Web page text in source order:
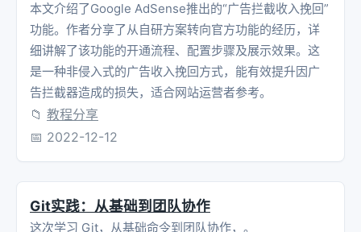
本文介绍了Google AdSense推出的“广告拦截收入挽回”
功能。作者分享了从自研方案转向官方功能的经历，详
细讲解了该功能的开通流程、配置步骤及展示效果。这
是一种非侵入式的广告收入挽回方式，能有效提升因广
告拦截器造成的损失，适合网站运营者参考。
📁 教程分享
📅 2022-12-12
Git实践：从基础到团队协作
这次学习 Git，从基础命令到团队协作，。